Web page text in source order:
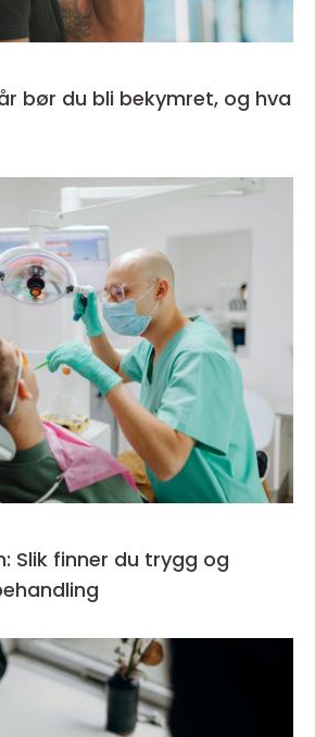
Slik finner du trygg og